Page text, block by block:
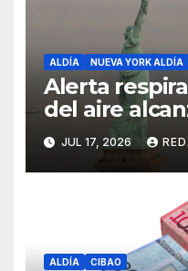
ALDÍA NUEVA YORK ALDÍA
Alerta
del aire
peligrosos en
JUL 17, 2026
ALDÍA CIBAO